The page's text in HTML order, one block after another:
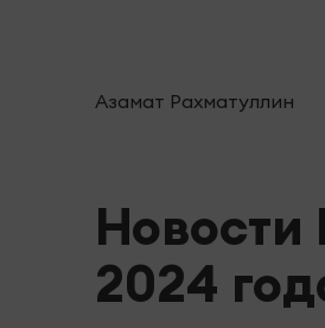
Азамат Рахматуллин
2024